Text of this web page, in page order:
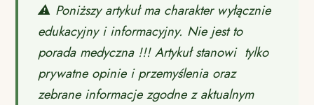
⚠️ Poniższy artykuł ma charakter wyłącznie
edukacyjny i informacyjny. Nie jest to
porada medyczna !!! Artykuł stanowi tylko
prywatne opinie i przemyślenia oraz
zebrane informacje zgodne z aktualnym